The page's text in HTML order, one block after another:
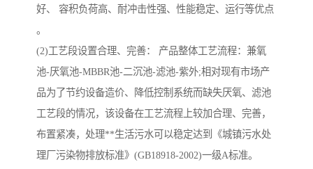
好、 容积负荷高、耐冲击性强、性能稳定、运行等优点
。
(2)工艺段设置合理、完善： 产品整体工艺流程：兼氧
池-厌氧池-MBBR池-二沉池-滤池-紫外;相对现有市场产
品为了节约设备造价、降低控制系统而缺失厌氧、滤池
工艺段的情况，该设备在工艺流程上较加合理、完善，
布置紧凑，处理**生活污水可以稳定达到《城镇污水处
理厂污染物排放标准》(GB18918-2002)一级A标准。